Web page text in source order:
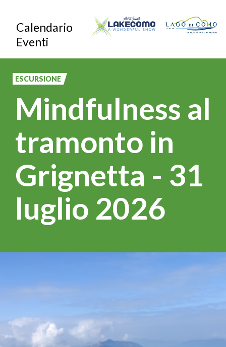
contenuto
principale
Calendario
Eventi
ESCURSIONE
Mindfulness al
tramonto in
Grignetta - 31
luglio 2026